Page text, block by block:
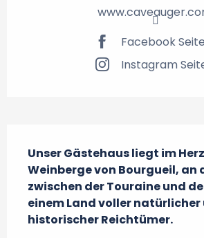
Facebook Seite
Instagram
Unser Gästehaus liegt im
Weinberge von Bourgueil, an
zwischen der Touraine und
einem Land voller natürlicher
historischer Reichtümer.